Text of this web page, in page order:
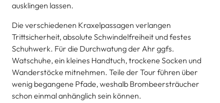
ausklingen lassen.
Die verschiedenen Kraxelpassagen verlangen
Trittsicherheit, absolute Schwindelfreiheit und festes
Schuhwerk. Für die Durchwatung der Ahr ggfs.
Watschuhe, ein kleines Handtuch, trockene Socken und
Wanderstöcke mitnehmen. Teile der Tour führen über
wenig begangene Pfade, weshalb Brombeersträucher
schon einmal anhänglich sein können.